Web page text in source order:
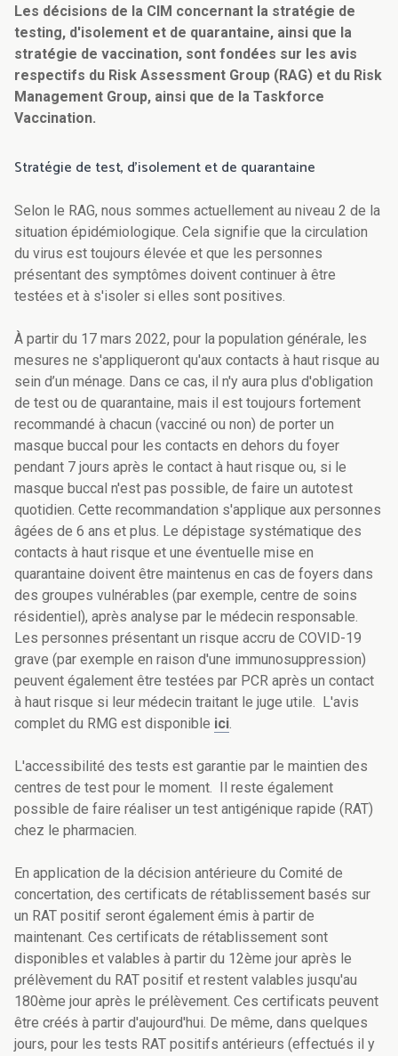
Les décisions de la CIM concernant la stratégie de
testing, d'isolement et de quarantaine, ainsi que la
stratégie de vaccination, sont fondées sur les avis
respectifs du Risk Assessment Group (RAG) et du Risk
Management Group, ainsi que de la Taskforce
Vaccination.
Stratégie de test, d'isolement et de quarantaine
Selon le RAG, nous sommes actuellement au niveau 2 de la
situation épidémiologique. Cela signifie que la circulation
du virus est toujours élevée et que les personnes
présentant des symptômes doivent continuer à être
testées et à s'isoler si elles sont positives.
À partir du 17 mars 2022, pour la population générale, les
mesures ne s'appliqueront qu'aux contacts à haut risque au
sein d’un ménage. Dans ce cas, il n'y aura plus d'obligation
de test ou de quarantaine, mais il est toujours fortement
recommandé à chacun (vacciné ou non) de porter un
masque buccal pour les contacts en dehors du foyer
pendant 7 jours après le contact à haut risque ou, si le
masque buccal n'est pas possible, de faire un autotest
quotidien. Cette recommandation s'applique aux personnes
âgées de 6 ans et plus. Le dépistage systématique des
contacts à haut risque et une éventuelle mise en
quarantaine doivent être maintenus en cas de foyers dans
des groupes vulnérables (par exemple, centre de soins
résidentiel), après analyse par le médecin responsable.
Les personnes présentant un risque accru de COVID-19
grave (par exemple en raison d'une immunosuppression)
peuvent également être testées par PCR après un contact
à haut risque si leur médecin traitant le juge utile. L'avis
complet du RMG est disponible ici.
L'accessibilité des tests est garantie par le maintien des
centres de test pour le moment. Il reste également
possible de faire réaliser un test antigénique rapide (RAT)
chez le pharmacien.
En application de la décision antérieure du Comité de
concertation, des certificats de rétablissement basés sur
un RAT positif seront également émis à partir de
maintenant. Ces certificats de rétablissement sont
disponibles et valables à partir du 12ème jour après le
prélèvement du RAT positif et restent valables jusqu'au
180ème jour après le prélèvement. Ces certificats peuvent
être créés à partir d'aujourd'hui. De même, dans quelques
jours, pour les tests RAT positifs antérieurs (effectués il y